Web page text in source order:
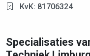
KvK: 81706324
Specialisaties